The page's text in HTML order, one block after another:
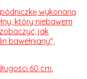
wykonaną
który niebawem
jak
bawełniany",
60 cm.